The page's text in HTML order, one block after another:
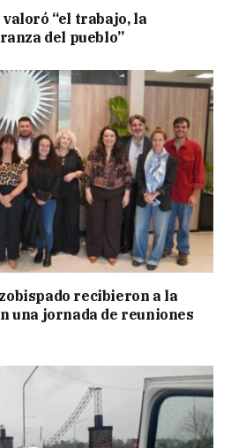
valoró “el trabajo, la
del pueblo”
recibieron a la
una jornada de reuniones